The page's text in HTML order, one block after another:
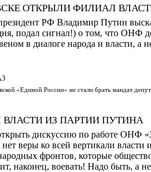
ОТКРЫЛИ ФИЛИАЛ
РФ Владимир Путин
подал сигнал!) о том, что ОНФ
в диалоге народа и власти, а
«Единой России» не стали брать мандат
ИЗ ПАРТИИ ПУТИНА
дискуссию по работе ОНФ
веры ко всей вертикали
фронтов, которые
наконец, воевать! Надо быть, а не